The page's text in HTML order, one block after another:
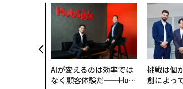
AIが変えるのは効率では
なく顧客体験だ──Hub
挑戦は個
創によっ